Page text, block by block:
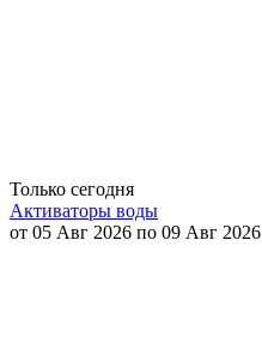
Только сегодня
Активаторы воды
от 05 Авг 2026 по 09 Авг 2026